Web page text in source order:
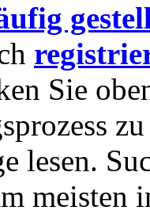
Sie
lesen.
meisten